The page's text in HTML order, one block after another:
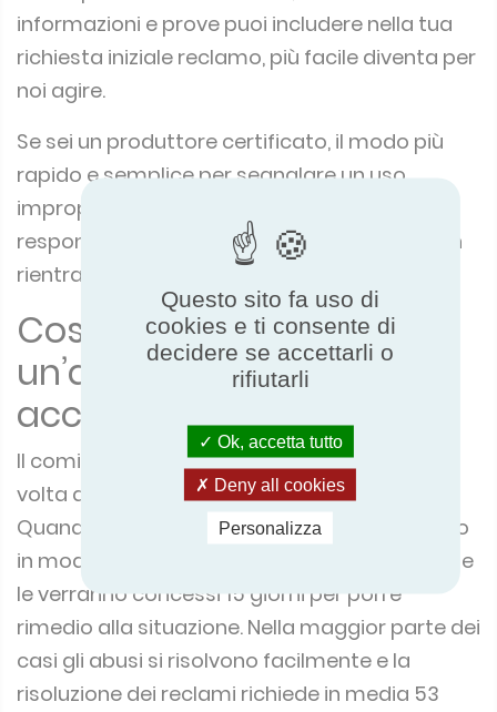
informazioni e prove puoi includere nella tua
richiesta iniziale reclamo, più facile diventa per
noi agire.
Se sei un produttore certificato, il modo più
rapido e semplice per segnalare un uso
improprio è rivolgerti direttamente al tuo
responsabile clienti (anche se il prodotto non
rientra nel tuo programma).
Cosa succede quando
un’azienda viene
accusata di abuso?
Il comitato di sorveglianza ora si riunisce una
volta al mese per indagare sui casi di abuso.
Quando si scopre che un'azienda ha utilizzato
in modo improprio un logo, verrà contattata e
le verranno concessi 15 giorni per porre
rimedio alla situazione. Nella maggior parte dei
casi gli abusi si risolvono facilmente e la
risoluzione dei reclami richiede in media 53
Questo sito fa uso di
cookies e ti consente di
decidere se accettarli o
rifiutarli
Ok, accetta tutto
Deny all cookies
Personalizza